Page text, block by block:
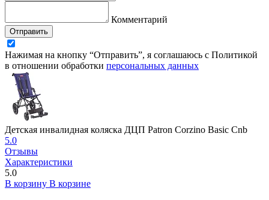
Комментарий
Отправить
Нажимая на кнопку “Отправить”, я соглашаюсь с Политикой
в отношении обработки персональных данных
Детская инвалидная коляска ДЦП Patron Corzino Basic Cnb
5.0
Отзывы
Характеристики
5.0
В корзину В корзине